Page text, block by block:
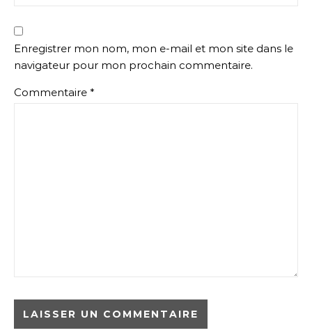
Enregistrer mon nom, mon e-mail et mon site dans le
navigateur pour mon prochain commentaire.
Commentaire *